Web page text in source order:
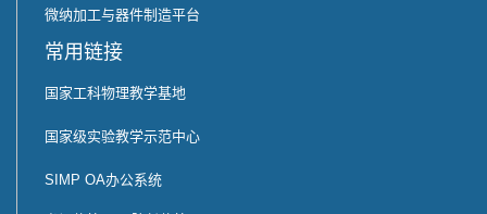
微纳加工与器件制造平台
常用链接
国家工科物理教学基地
国家级实验教学示范中心
SIMP OA办公系统